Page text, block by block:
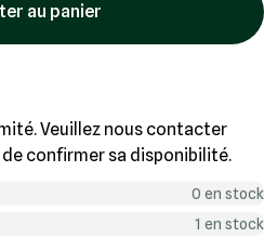
au panier
Veuillez nous contacter
confirmer sa disponibilité.
0 en stock
1 en stock